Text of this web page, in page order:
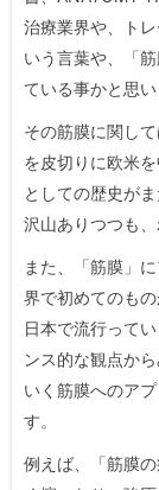
治療業界や、ト
いう言葉や、「
ている事かと思い
その筋膜に関し
を皮切りに欧米
としての歴史が
沢山ありつつも
また、「筋膜」
界で初めてのも
日本で流行って
ンス的な観点か
いく筋膜へのア
す。
例えば、「筋膜